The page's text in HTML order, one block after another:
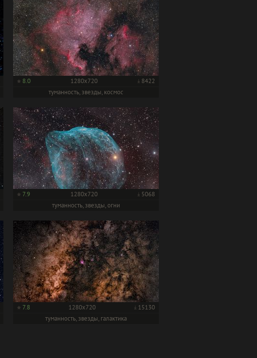
8.0 1280x720
8422
туманность, звезды, космос
7.9 1280x720
5068
туманность, звезды, огни
7.8 1280x720
15130
туманность, звезды, галактика